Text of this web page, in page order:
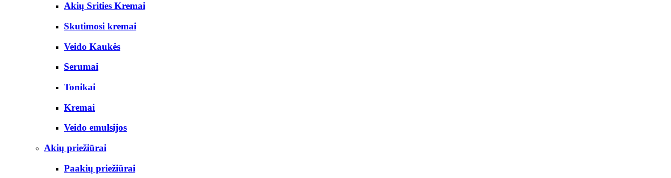
Akių Srities Kremai
Skutimosi kremai
Veido Kaukės
Serumai
Tonikai
Kremai
Veido emulsijos
Akių priežiūrai
Paakių priežiūrai